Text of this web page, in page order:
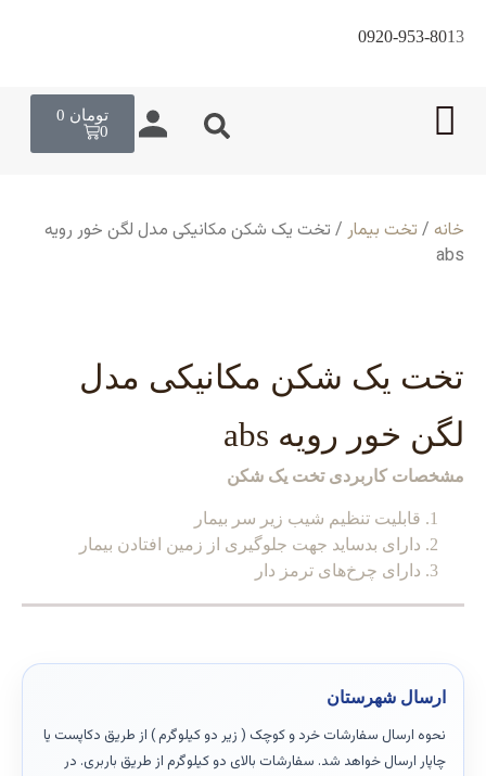
0920-953-8013
تومان
0
خانه / تخت بیمار / تخت یک شکن مکانیکی مدل لگن خور رويه
abs
تخت یک شکن مکانیکی مدل
لگن خور رويه abs
مشخصات کاربردی تخت یک شکن
قابلیت تنظیم شیب زیر سر بیمار
دارای بدساید جهت جلوگیری از زمین افتادن بیمار
دارای چرخ‌های ترمز دار
ارسال شهرستان
نحوه ارسال سفارشات خرد و کوچک ( زیر دو کیلوگرم ) از طریق دکاپست یا
چاپار ارسال خواهد شد. سفارشات بالای دو کیلوگرم از طریق باربری. در